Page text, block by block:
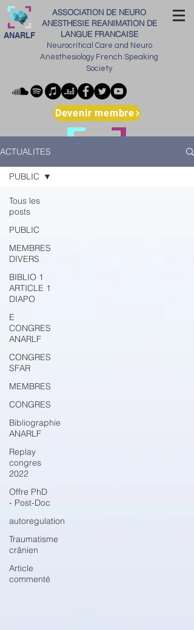
ASSOCIATION DE NEURO
ANESTHESIE REANIMATION DE
LANGUE FRANCAISE
Neurocritical Care and Neuro
Anesthesiology French Speaking
Society
ANARLF
Devenir membre
ACTUALITES
Tous les
posts
PUBLIC
MEMBRES
DIVERS
BIBLIO 1
ARTICLE 1
DIAPO
E
CONGRES
ANARLF
CONGRES
SFAR
MEMBRES
CONGRES
Bibliographie
ANARLF
Replay
congres
2022
Offre PhD
- Post-Doc
autoregulation
Traumatisme
crânien
Article
commenté
PUBLIC